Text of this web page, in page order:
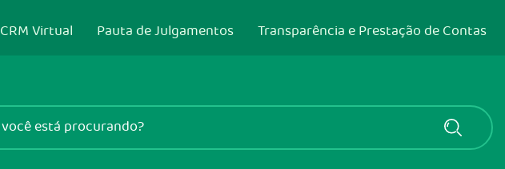
CRM Virtual Pauta de Julgamentos Transparência e Prestação de Contas